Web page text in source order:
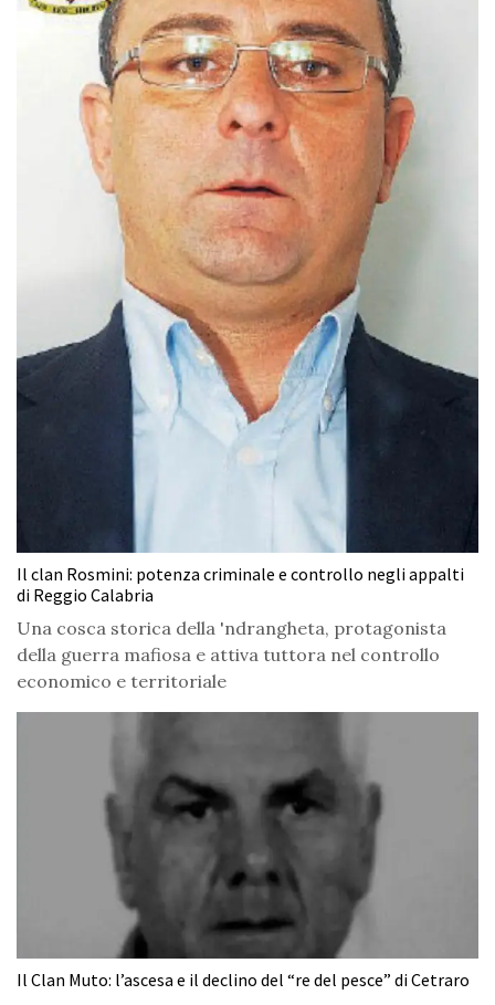
Il clan Rosmini: potenza criminale e controllo negli appalti
di Reggio Calabria
Una cosca storica della 'ndrangheta, protagonista
della guerra mafiosa e attiva tuttora nel controllo
economico e territoriale
Il Clan Muto: l’ascesa e il declino del “re del pesce” di Cetraro